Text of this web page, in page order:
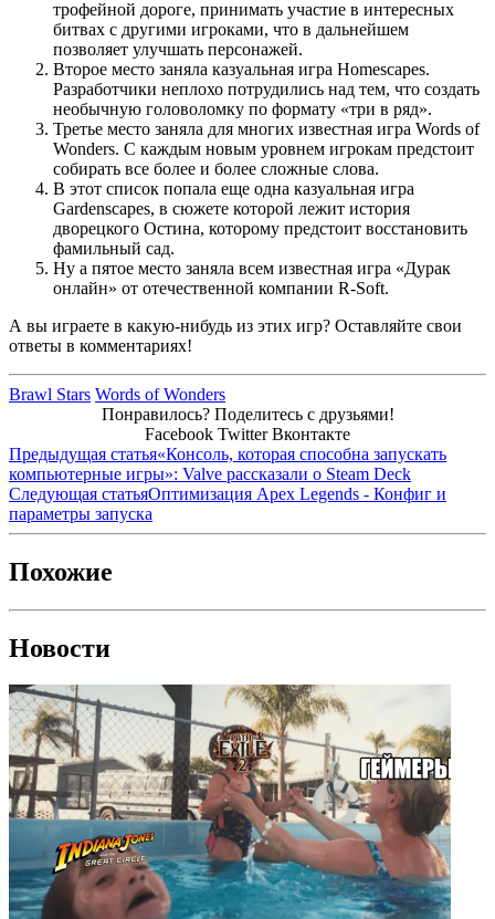
трофейной дороге, принимать участие в интересных
битвах с другими игроками, что в дальнейшем
позволяет улучшать персонажей.
Второе место заняла казуальная игра Homescapes.
Разработчики неплохо потрудились над тем, что создать
необычную головоломку по формату «три в ряд».
Третье место заняла для многих известная игра Words of
Wonders. С каждым новым уровнем игрокам предстоит
собирать все более и более сложные слова.
В этот список попала еще одна казуальная игра
Gardenscapes, в сюжете которой лежит история
дворецкого Остина, которому предстоит восстановить
фамильный сад.
Ну а пятое место заняла всем известная игра «Дурак
онлайн» от отечественной компании R-Soft.
А вы играете в какую-нибудь из этих игр? Оставляйте свои
ответы в комментариях!
Brawl Stars Words of Wonders
Понравилось? Поделитесь с друзьями!
Facebook Twitter Вконтакте
Предыдущая статья«Консоль, которая способна запускать
компьютерные игры»: Valve рассказали о Steam Deck
Следующая статьяОптимизация Apex Legends - Конфиг и
параметры запуска
Похожие
Новости